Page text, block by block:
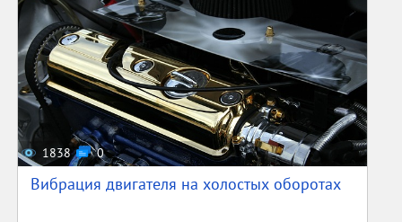
1838 0
Вибрация двигателя на холостых оборотах